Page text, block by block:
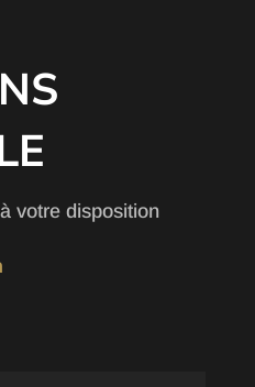
votre disposition